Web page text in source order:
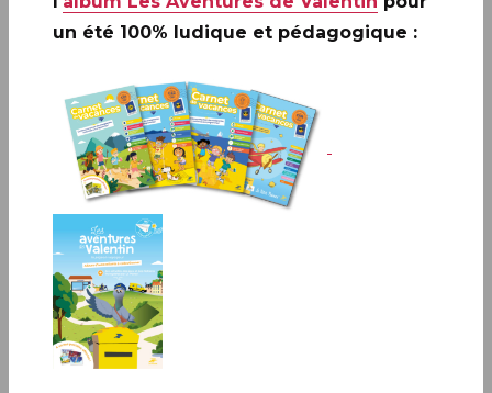
Préparez la Saint Valentin avec le Carré d’Encre !
Sandrine Faby de Paper Break vous propose de
réaliser une calligraphie originale qui comblera
tous les amoureux.
un été 100% ludique et pédagogique :